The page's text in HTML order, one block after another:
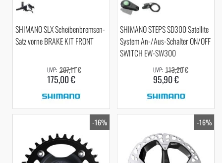
SHIMANO SLX Scheibenbremsen-
Satz vorne BRAKE KIT FRONT
175,00 €
207,11 €
SHIMANO STEPS SD300 Satellite
System An-/Aus-Schalter ON/OFF
SWITCH EW-SW300
95,90 €
113,20 €
-16% -16%